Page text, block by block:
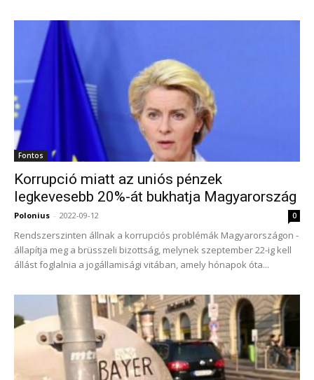
Fontos
Korrupció miatt az uniós pénzek
legkevesebb 20%-át bukhatja Magyarország
Polonius - 2022-09-12 0
Rendszerszinten állnak a korrupciós problémák Magyarországon -
állapítja meg a brüsszeli bizottság, melynek szeptember 22-ig kell
állást foglalnia a jogállamisági vitában, amely hónapok óta...